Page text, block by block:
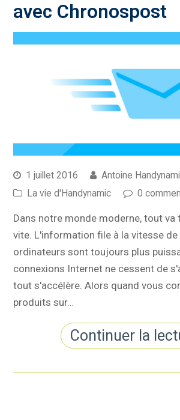
avec Chronospost
1 juillet 2016
Antoine
La vie d'Handynamic
0
Dans notre monde moderne, tout va
vite. L'information file à la vitesse de
ordinateurs sont toujours plus
connexions Internet ne cessent de
tout s'accélère. Alors quand vous
produits sur…
Continuer la